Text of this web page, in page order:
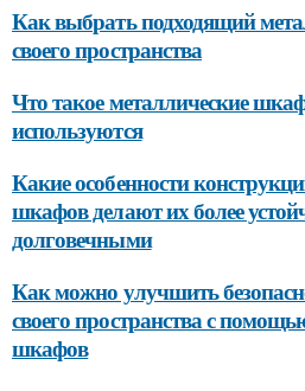
Как выбрать подходящий
своего пространства
Что такое металлические
используются
Какие особенности
шкафов делают их более
долговечными
Как можно улучшить
своего пространства с
шкафов